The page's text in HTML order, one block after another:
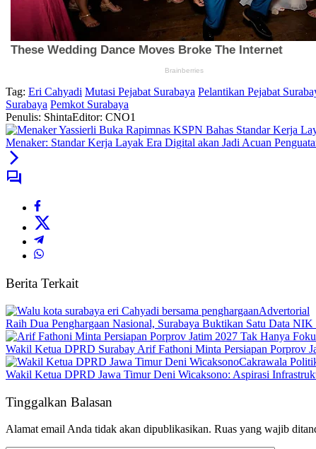
Tag: Eri Cahyadi Mutasi Pejabat Surabaya Pelantikan Pejabat
Surabaya Pemkot Surabaya
Penulis: ShintaEditor: CNO1
Menaker: Standar Kerja Layak Era Digital akan Jadi Acuan
Berita Terkait
Advertorial
Raih Dua Penghargaan Nasional, Surabaya Buktikan Satu Data
Wakil Ketua DPRD Surabay Arif Fathoni Minta Persiapan Porprov
Cakrawala
Wakil Ketua DPRD Jawa Timur Deni Wicaksono: Aspirasi
Tinggalkan Balasan
Alamat email Anda tidak akan dipublikasikan. Ruas yang wajib